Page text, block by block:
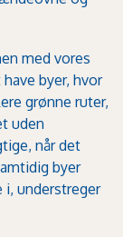
med vores
byer, hvor
grønne ruter,
uden
når det
byer
i, understreger